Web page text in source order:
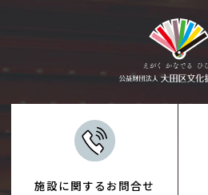
施設に関するお問合せ